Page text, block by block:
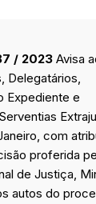
i
n
r
a
m
/ 2023 Avisa
Delegatários,
Expediente e
com
proferida
de Justiça,
autos do